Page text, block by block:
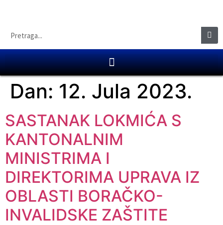
Dan: 12. Jula 2023.
SASTANAK LOKMIĆA S
KANTONALNIM
MINISTRIMA I
DIREKTORIMA UPRAVA IZ
OBLASTI BORAČKO-
INVALIDSKE ZAŠTITE